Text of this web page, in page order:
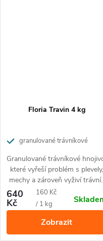
Floria Travin 4 kg
granulované trávníkové
účinkem proti plevelům a
Granulované trávníkové
které vyřeší problém s plevely,
mechy a zároveň vyživí
a aktivuje půdu. Působí po
dobu 2 měsíců. Jednoduchá
aplikace - k přímému
do trávníku pomocí přiložené
odměrky. Hnojivo je bezpečné
640
Kč
Měrná
cena:
160 Kč
/ 1 kg
Zobrazit